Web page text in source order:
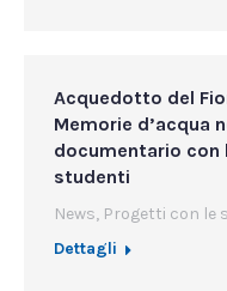
Acquedotto del
Memorie d’acqua
documentario con
studenti
News, Progetti con le
Dettagli